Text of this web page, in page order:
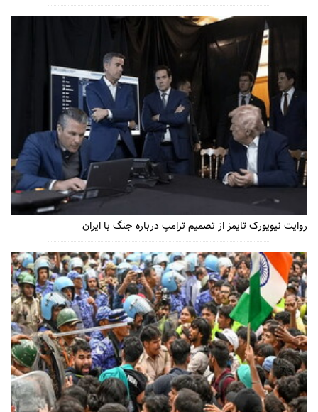
روایت نیویورک تایمز از تصمیم ترامپ درباره جنگ با ایران